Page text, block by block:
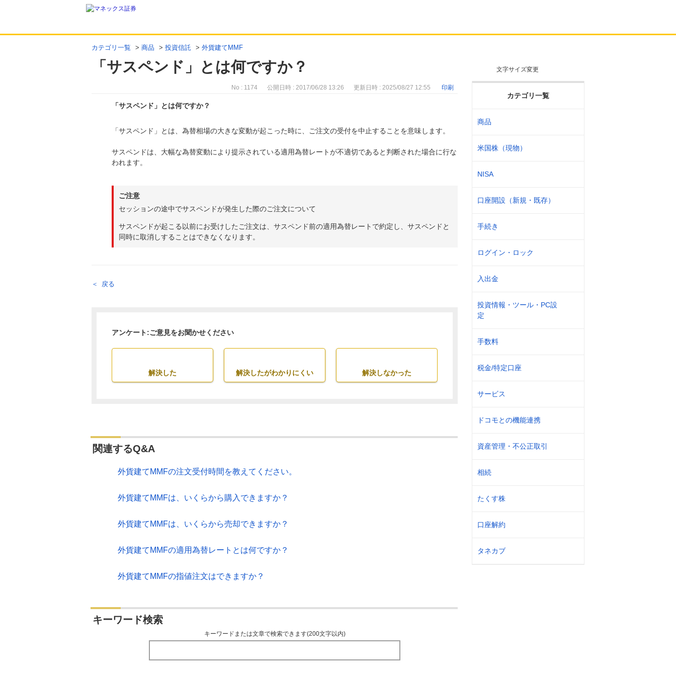
カテゴリ一覧 > 商品 > 投資信託 > 外貨建てMMF
「サスペンド」とは何ですか？ 文字サイズ変更
カテゴリ一覧
商品
米国株（現物）
NISA
口座開設（新規・既存）
手続き
ログイン・ロック
入出金
投資情報・ツール・PC設
定
手数料
税金/特定口座
サービス
ドコモとの機能連携
資産管理・不公正取引
相続
たくす株
口座解約
タネカブ
No : 1174 公開日時 : 2017/06/28 13:26 更新日時 : 2025/08/27 12:55 印刷
「サスペンド」とは何ですか？
回答
「サスペンド」とは、為替相場の大きな変動が起こった時に、ご注文の受付を中止することを意味します。
サスペンドは、大幅な為替変動により提示されている適用為替レートが不適切であると判断された場合に行な
われます。
ご注意
セッションの途中でサスペンドが発生した際のご注文について
サスペンドが起こる以前にお受けしたご注文は、サスペンド前の適用為替レートで約定し、サスペンドと
同時に取消しすることはできなくなります。
戻る
アンケート:ご意見をお聞かせください
解決した 解決したがわかりにくい 解決しなかった
関連するQ&A
外貨建てMMFの注文受付時間を教えてください。
外貨建てMMFは、いくらから購入できますか？
外貨建てMMFは、いくらから売却できますか？
外貨建てMMFの適用為替レートとは何ですか？
外貨建てMMFの指値注文はできますか？
キーワード検索
キーワードまたは文章で検索できます(200文字以内)